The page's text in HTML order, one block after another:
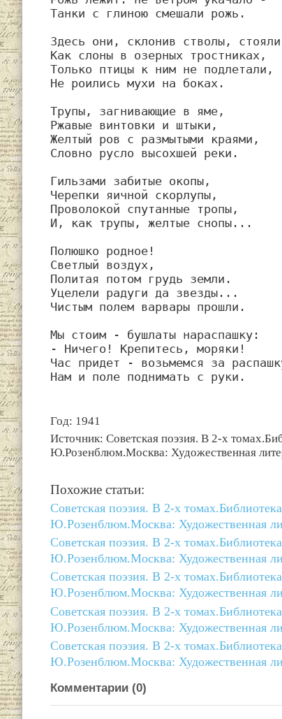
Танки с глиною смешали рожь.
Здесь они, склонив стволы,
Как слоны в озерных тростниках,
Только птицы к ним не подлетали,
Не роились мухи на боках.
Трупы, загнивающие в яме,
Ржавые винтовки и штыки,
Желтый ров с размытыми краями,
Словно русло высохшей реки.
Гильзами забитые окопы,
Черепки яичной скорлупы,
Проволокой спутанные тропы,
И, как трупы, желтые снопы...
Полюшко родное!
Светлый воздух,
Политая потом грудь земли.
Уцелели радуги да звезды...
Чистым полем варвары прошли.
Мы стоим - бушлаты нараспашку:
- Ничего! Крепитесь, моряки!
Час придет - возьмемся за
Нам и поле поднимать с руки.
Год: 1941
Источник: Советская поэзия. В 2-х
Ю.Розенблюм.Москва: Художественная
Похожие статьи:
Советская поэзия. В 2-х
Ю.Розенблюм.Москва: Художественная
Советская поэзия. В 2-х
Ю.Розенблюм.Москва: Художественная
Советская поэзия. В 2-х
Ю.Розенблюм.Москва: Художественная
Советская поэзия. В 2-х
Ю.Розенблюм.Москва: Художественная
Советская поэзия. В 2-х
Ю.Розенблюм.Москва: Художественная
Комментарии (0)